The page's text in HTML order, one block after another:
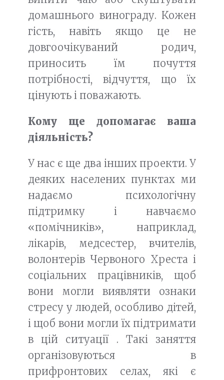
домашнього винограду. Кожен
гість, навіть якщо це не
довгоочікуваний родич,
приносить їм почуття
потрібності, відчуття, що їх
цінують і поважають.
Кому ще допомагає ваша
діяльність?
У нас є ще два інших проекти. У
деяких населених пунктах ми
надаємо психологічну
підтримку і навчаємо
«помічників», наприклад,
лікарів, медсестер, вчителів,
волонтерів Червоного Хреста і
соціальних працівників, щоб
вони могли виявляти ознаки
стресу у людей, особливо дітей,
і щоб вони могли їх підтримати
в цій ситуації . Такі заняття
організовуються в
прифронтових селах, які є